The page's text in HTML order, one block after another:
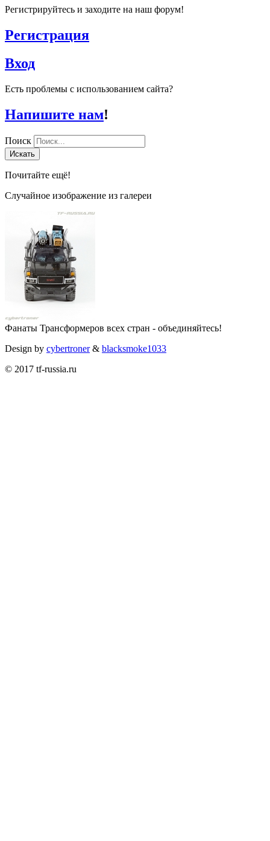
Регистрируйтесь и заходите на наш форум!
Регистрация
Вход
Есть проблемы с использованием сайта?
Напишите нам!
Поиск
Искать
Почитайте ещё!
Случайное изображение из галереи
Фанаты Трансформеров всех стран - объединяйтесь!
Design by cybertroner& blacksmoke1033
© 2017 tf-russia.ru